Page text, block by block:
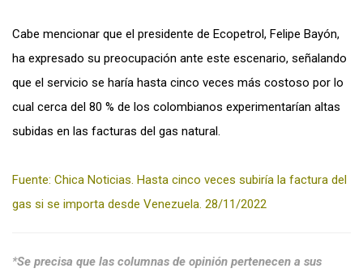
Cabe mencionar que el presidente de Ecopetrol, Felipe Bayón,
ha expresado su preocupación ante este escenario, señalando
que el servicio se haría hasta cinco veces más costoso por lo
cual cerca del 80 % de los colombianos experimentarían altas
subidas en las facturas del gas natural.
Fuente: Chica Noticias. Hasta cinco veces subiría la factura del
gas si se importa desde Venezuela. 28/11/2022
*Se precisa que las columnas de opinión pertenecen a sus